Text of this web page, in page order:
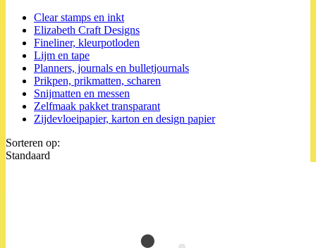
Clear stamps en inkt
Elizabeth Craft Designs
Fineliner, kleurpotloden
Lijm en tape
Planners, journals en bulletjournals
Prikpen, prikmatten, scharen
Snijmatten en messen
Zelfmaak pakket transparant
Zijdevloeipapier, karton en design papier
Sorteren op:
Standaard